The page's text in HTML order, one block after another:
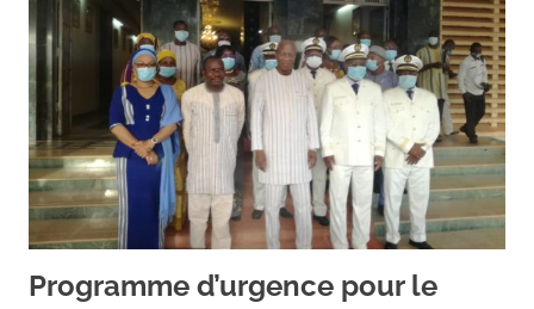
Programme d’urgence pour le